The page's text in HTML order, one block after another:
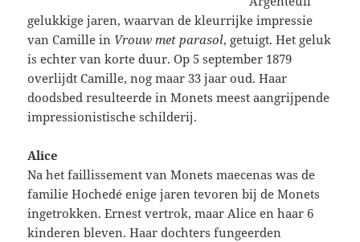
gelukkige jaren, waarvan de kleurrijke impressie
van Camille in Vrouw met parasol, getuigt. Het geluk
is echter van korte duur. Op 5 september 1879
overlijdt Camille, nog maar 33 jaar oud. Haar
doodsbed resulteerde in Monets meest aangrijpende
impressionistische schilderij.
Alice
Na het faillissement van Monets maecenas was de
familie Hochedé enige jaren tevoren bij de Monets
ingetrokken. Ernest vertrok, maar Alice en haar 6
kinderen bleven. Haar dochters fungeerden